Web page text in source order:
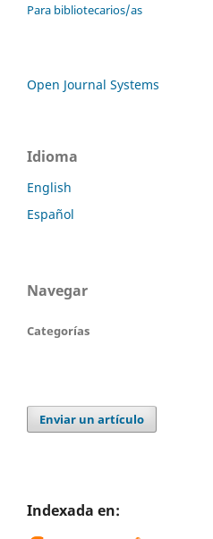
Para bibliotecarios/as
Open Journal Systems
Idioma
English
Español
Navegar
Categorías
Enviar un artículo
Indexada en: